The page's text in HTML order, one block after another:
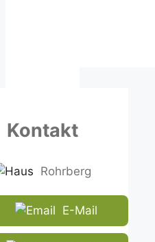
Kontakt
Rohrberg
E-Mail